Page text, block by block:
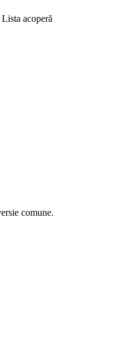
acoperă
comune.